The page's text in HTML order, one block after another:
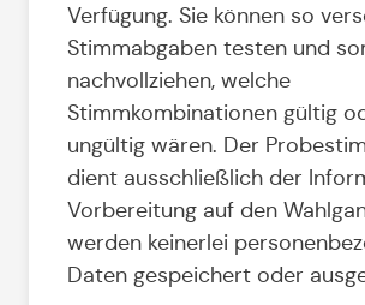
Verfügung. Sie können so
Stimmabgaben testen und
nachvollziehen, welche
Stimmkombinationen gültig
ungültig wären. Der
dient ausschließlich der
Vorbereitung auf den
werden keinerlei
Daten gespeichert oder